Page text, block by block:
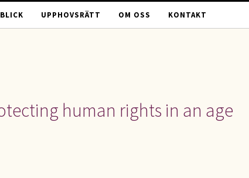
UPPHOVSRÄTT OM OSS KONTAKT
human rights in an age